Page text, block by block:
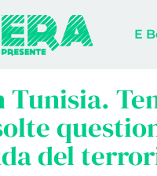
E
Tunisia.
del